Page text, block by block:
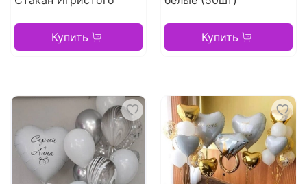
Купить Купить